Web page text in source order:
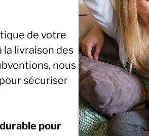
de votre
livraison des
nous
sécuriser
pour